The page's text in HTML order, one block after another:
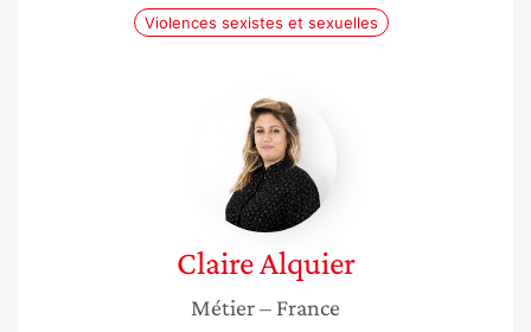
Violences sexistes et sexuelles
Claire
Alquier
ClaireAlquier
Métier– France